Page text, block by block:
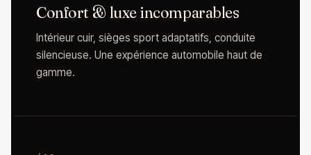
Confort & luxe incomparables
Intérieur cuir, sièges sport adaptatifs, conduite
silencieuse. Une expérience automobile haut de
gamme.